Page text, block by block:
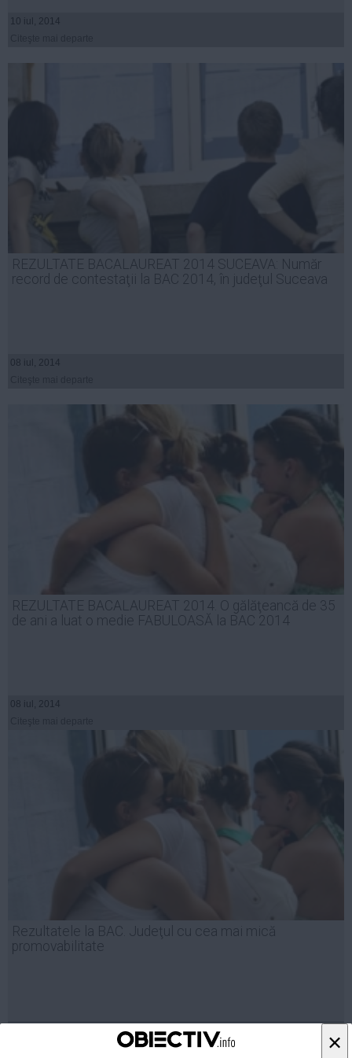
×
10 iul, 2014
REZULTATE BACALAUREAT 2014 SUCEAVA: Număr
record de contestaţii la BAC 2014, în judeţul Suceava
08 iul, 2014
REZULTATE BACALAUREAT 2014. O gălăţeancă de 35
de ani a luat o medie FABULOASĂ la BAC 2014
08 iul, 2014
Rezultatele la BAC. Judeţul cu cea mai mică
promovabilitate